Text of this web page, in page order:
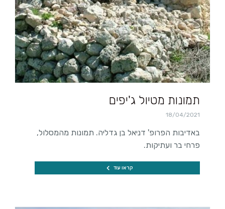
תמונות מטיול ג'יפים
18/04/2021
באדיבות הפרופ' דניאל בן גדליה. תמונות מהמסלול,
פרחי בר ועתיקות.
קראו עוד